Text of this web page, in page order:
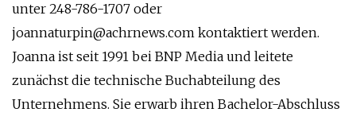
unter 248-786-1707 oder
joannaturpin@achrnews.com kontaktiert werden.
Joanna ist seit 1991 bei BNP Media und leitete
zunächst die technische Buchabteilung des
Unternehmens. Sie erwarb ihren Bachelor-Abschluss